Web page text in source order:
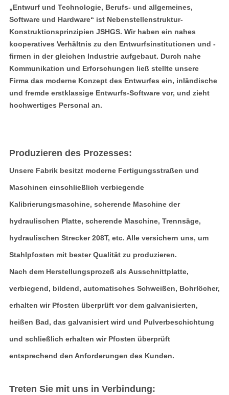
„Entwurf und Technologie, Berufs- und allgemeines,
Software und Hardware“ ist Nebenstellenstruktur-
Konstruktionsprinzipien JSHGS. Wir haben ein nahes
kooperatives Verhältnis zu den Entwurfsinstitutionen und -
firmen in der gleichen Industrie aufgebaut. Durch nahe
Kommunikation und Erforschungen ließ stellte unsere
Firma das moderne Konzept des Entwurfes ein, inländische
und fremde erstklassige Entwurfs-Software vor, und zieht
hochwertiges Personal an.
Produzieren des Prozesses:
Unsere Fabrik besitzt moderne Fertigungsstraßen und
Maschinen einschließlich verbiegende
Kalibrierungsmaschine, scherende Maschine der
hydraulischen Platte, scherende Maschine, Trennsäge,
hydraulischen Strecker 208T, etc. Alle versichern uns, um
Stahlpfosten mit bester Qualität zu produzieren.
Nach dem Herstellungsprozeß als Ausschnittplatte,
verbiegend, bildend, automatisches Schweißen, Bohrlöcher,
erhalten wir Pfosten überprüft vor dem galvanisierten,
heißen Bad, das galvanisiert wird und Pulverbeschichtung
und schließlich erhalten wir Pfosten überprüft
entsprechend den Anforderungen des Kunden.
Treten Sie mit uns in Verbindung: